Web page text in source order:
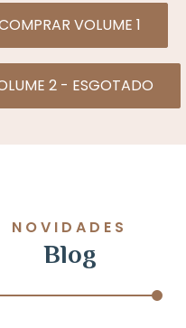
VOLUME 1
2 - ESGOTADO
NOVIDADES
Blog